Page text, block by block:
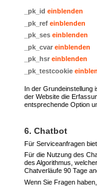
_pk_id einblenden
_pk_ref einblenden
_pk_ses einblenden
_pk_cvar einblenden
_pk_hsr einblenden
_pk_testcookie
In der Grundeinstellung
der Website die
entsprechende Option
6. Chatbot
Für Serviceanfragen
Für die Nutzung des
des Algorithmus,
Chatverläufe 90 Tage
Wenn Sie Fragen